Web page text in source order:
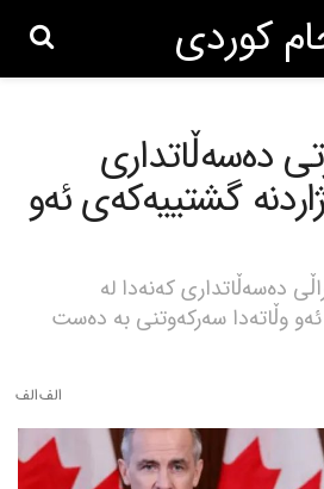
دەسەڵاتداری
گشتییەکەی ئەو
دەسەڵاتداری کەنەدا لە
وڵاتەدا سەرکەوتنی بە دەست